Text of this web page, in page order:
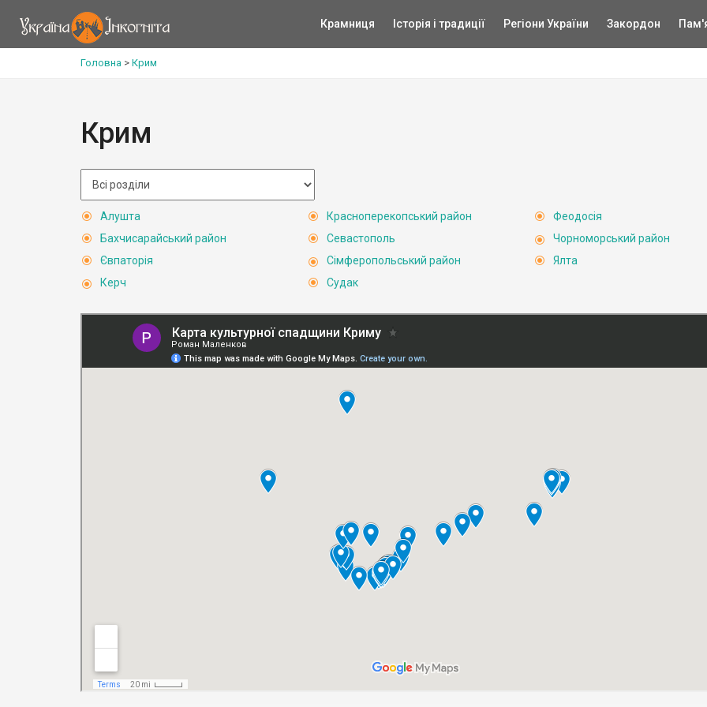
Крамниця Історія і традиції Регіони України Закордон
Головна > Крим
Крим
Алушта
Бахчисарайський район
Євпаторія
Керч
Красноперекопський район
Севастополь
Сімферопольський район
Судак
Феодосія
Чорноморський район
Ялта